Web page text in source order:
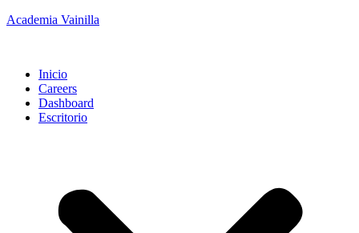
Academia Vainilla
Inicio
Careers
Dashboard
Escritorio